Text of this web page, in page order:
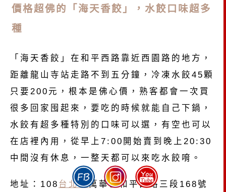
價格超佛的「海天香餃」，水餃口味超多
種
「海天香餃」在和平西路靠近西園路的地方，
距離龍山寺站走路不到五分鐘，冷凍水餃45顆
只要200元，根本是佛心價，熟客都會一次買
很多回家囤起來，要吃的時候就能自己下鍋，
水餃有超多種特別的口味可以選，有空也可以
在店裡內用，從早上7:00開始賣到晚上20:30
中間沒有休息，一整天都可以來吃水餃唷。
地址：108 台北市萬華區和平西路三段168號